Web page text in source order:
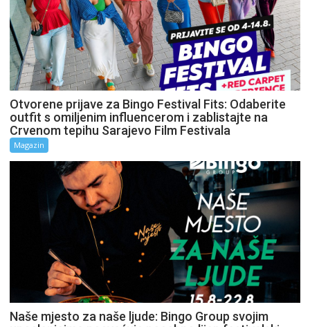
Otvorene prijave za Bingo Festival Fits: Odaberite
outfit s omiljenim influencerom i zablistajte na
Crvenom tepihu Sarajevo Film Festivala
Magazin
Naše mjesto za naše ljude: Bingo Group svojim